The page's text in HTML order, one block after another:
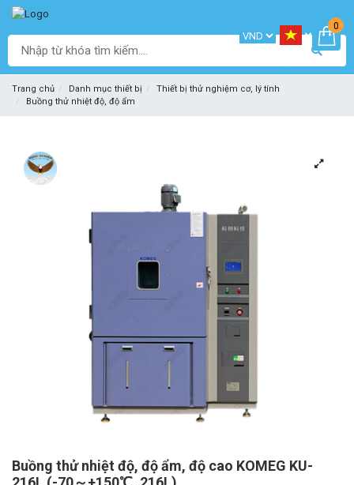
0
Trang chủ Danh mục thiết bị
Thiết bị thử nghiệm cơ, lý tính
Buồng thử nhiệt độ, độ ẩm
Buồng thử nhiệt độ, độ ẩm, độ cao KOMEG KU-